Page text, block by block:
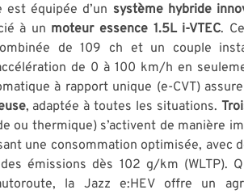
équipée d’un système hybride
à un moteur essence 1.5L i-VTEC.
de 109 ch et un couple
de 0 à 100 km/h en
à rapport unique (e-CVT)
, adaptée à toutes les situations.
ou thermique) s’activent de manière
une consommation optimisée, avec
émissions dès 102 g/km (WLTP).
la Jazz e:HEV offre un